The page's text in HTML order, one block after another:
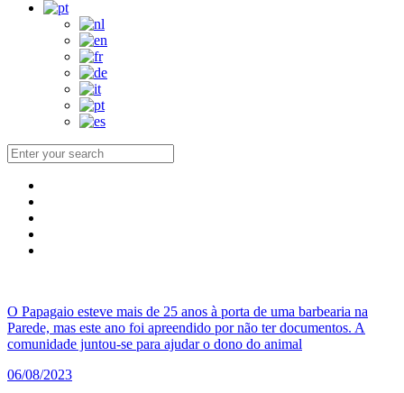
O Papagaio esteve mais de 25 anos à porta de uma barbearia na
Parede, mas este ano foi apreendido por não ter documentos. A
comunidade juntou-se para ajudar o dono do animal
06/08/2023